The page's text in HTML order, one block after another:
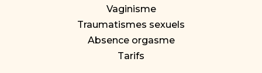
Vaginisme
Traumatismes sexuels
Absence orgasme
Tarifs